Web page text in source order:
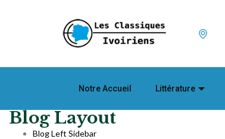
Notre Accueil Littérature
Blog Layout
Blog Left Sidebar